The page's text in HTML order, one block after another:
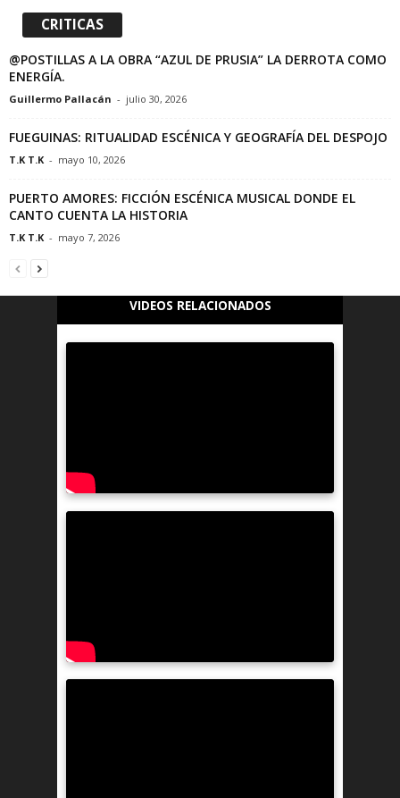
CRITICAS
@POSTILLAS A LA OBRA “AZUL DE PRUSIA” LA DERROTA COMO
ENERGÍA.
Guillermo Pallacán - julio 30, 2026
FUEGUINAS: RITUALIDAD ESCÉNICA Y GEOGRAFÍA DEL DESPOJO
T.K T.K - mayo 10, 2026
PUERTO AMORES: FICCIÓN ESCÉNICA MUSICAL DONDE EL
CANTO CUENTA LA HISTORIA
T.K T.K - mayo 7, 2026
VIDEOS RELACIONADOS